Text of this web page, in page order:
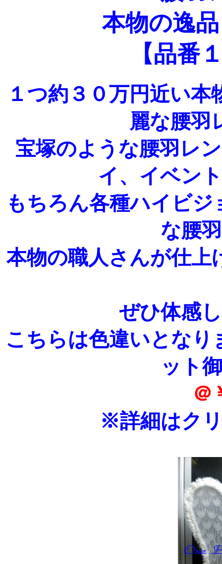
本物の逸
【品番
１つ約３０万円近い
麗な腰羽
宝塚のような腰羽レ
イ、イベン
もちろん各種ハイビ
な腰
本物の職人さんが仕上
ぜひ体感
こちらは色違いとな
ット
＠
※詳細はク